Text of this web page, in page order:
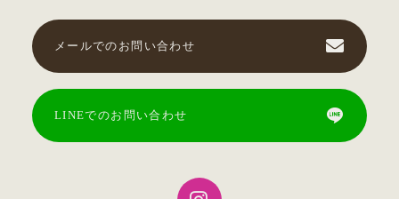
メールでのお問い合わせ
LINEでのお問い合わせ